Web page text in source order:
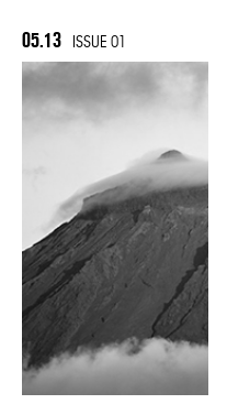
05.13 ISSUE 01